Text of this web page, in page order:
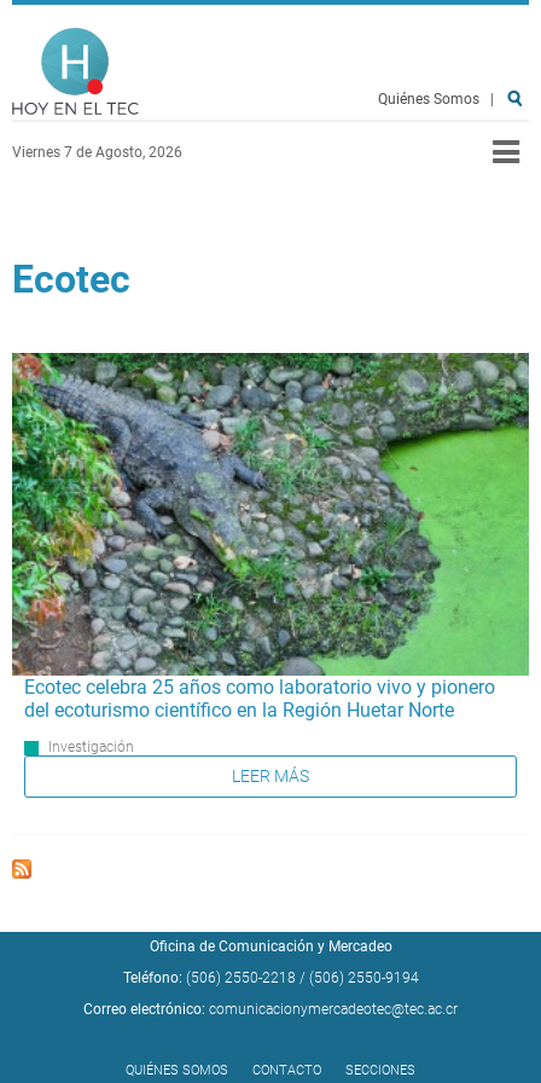
Pasar al contenido principal
Viernes 7 de Agosto, 2026
Quiénes Somos
Ecotec
Ecotec celebra 25 años como laboratorio vivo y pionero
del ecoturismo científico en la Región Huetar Norte
Investigación
LEER MÁS
Oficina de Comunicación y Mercadeo
Teléfono: (506) 2550-2218 / (506) 2550-9194
Correo electrónico: comunicacionymercadeotec@tec.ac.cr
QUIÉNES SOMOS CONTACTO SECCIONES